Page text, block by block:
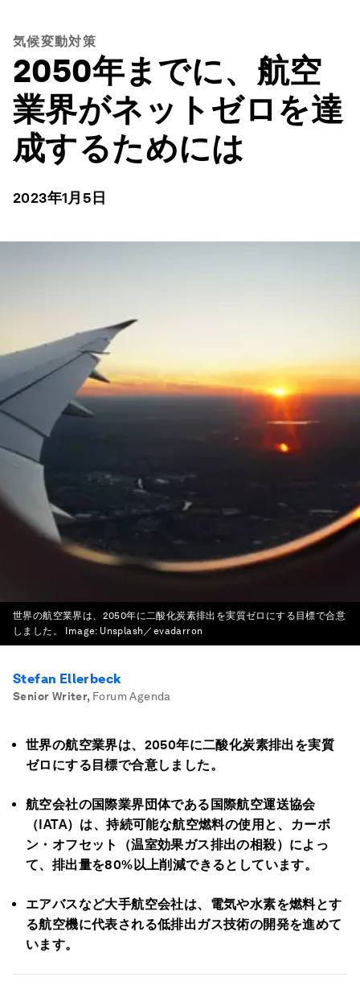
気候変動対策
2050年までに、航空
業界がネットゼロを達
成するためには
2023年1月5日
世界の航空業界は、2050年に二酸化炭素排出を実質ゼロにする目標で合意
しました。
Image: Unsplash／evadarron
Stefan Ellerbeck
Senior Writer, Forum Agenda
世界の航空業界は、2050年に二酸化炭素排出を実質
ゼロにする目標で合意しました。
航空会社の国際業界団体である国際航空運送協会
（IATA）は、持続可能な航空燃料の使用と、カーボ
ン・オフセット（温室効果ガス排出の相殺）によっ
て、排出量を80%以上削減できるとしています。
エアバスなど大手航空会社は、電気や水素を燃料とす
る航空機に代表される低排出ガス技術の開発を進めて
います。